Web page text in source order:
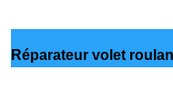
Réparateur volet